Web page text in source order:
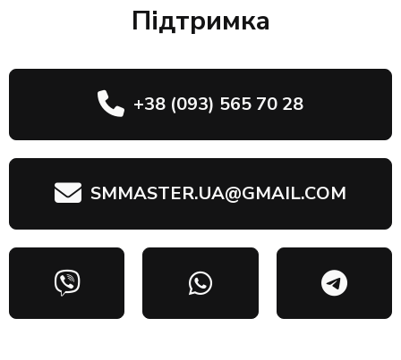
Підтримка
+38 (093) 565 70 28
SMMASTER.UA@GMAIL.COM